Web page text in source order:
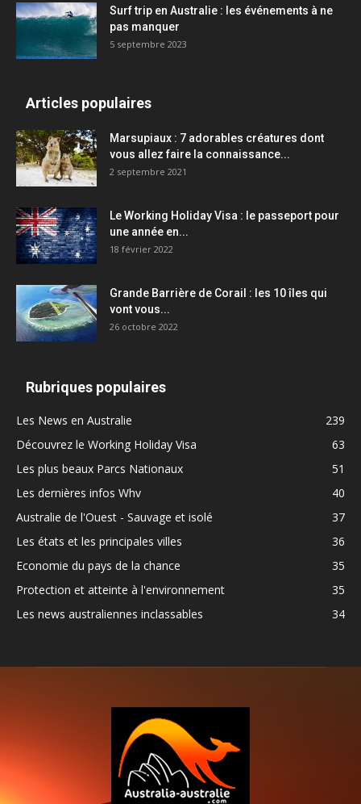
Surf trip en Australie : les événements à ne
pas manquer
5 septembre 2023
Articles populaires
Marsupiaux : 7 adorables créatures dont
vous allez faire la connaissance...
2 septembre 2021
Le Working Holiday Visa : le passeport pour
une année en...
18 février 2022
Grande Barrière de Corail : les 10 îles qui
vont vous...
26 octobre 2022
Rubriques populaires
Les News en Australie
239
Découvrez le Working Holiday Visa
63
Les plus beaux Parcs Nationaux
51
Les dernières infos Whv
40
Australie de l'Ouest - Sauvage et isolé
37
Les états et les principales villes
36
Economie du pays de la chance
35
Protection et atteinte à l'environnement
35
Les news australiennes inclassables
34